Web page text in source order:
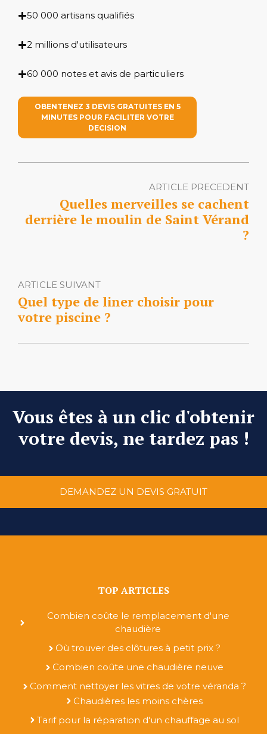
50 000 artisans qualifiés
2 millions d'utilisateurs
60 000 notes et avis de particuliers
OBENTENEZ 3 DEVIS GRATUITES EN 5
MINUTES POUR FACILITER VOTRE
DECISION
ARTICLE PRECEDENT
Quelles merveilles se cachent
derrière le moulin de Saint Vérand
?
ARTICLE SUIVANT
Quel type de liner choisir pour
votre piscine ?
Vous êtes à un clic d'obtenir
votre devis, ne tardez pas !
DEMANDEZ UN DEVIS GRATUIT
TOP ARTICLES
Combien coûte le remplacement d'une
chaudière
Où trouver des clôtures à petit prix ?
Combien coûte une chaudière neuve
Comment nettoyer les vitres de votre véranda ?
Chaudières les moins chères
Tarif pour la réparation d'un chauffage au sol